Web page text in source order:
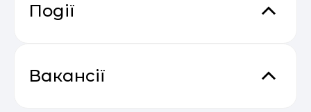
Події
продають
Вакансії